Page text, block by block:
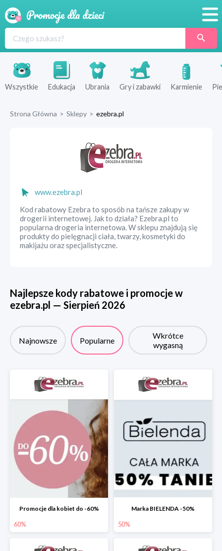
Produkty
Sklepy
Wszystkie Edukacja Ubrania Gry i zabawki Karmienie
Strona Główna > Sklepy > ezebra.pl
www.ezebra.pl
Kod rabatowy Ezebra to sposób na tańsze zakupy w
drogerii internetowej. Jak to działa? Ezebra.pl to
popularna drogeria internetowa. W sklepu znajdują się
produkty do pielęgnacji ciała, twarzy, kosmetyki do
makijażu oraz specjalistyczne.
Najlepsze kody rabatowe i promocje w
ezebra.pl — Sierpień 2026
Najnowsze Popularne
Wkrótce
wygasną
Promocje dla kobiet do -60%
60%
Marka BIELENDA -50%
50%